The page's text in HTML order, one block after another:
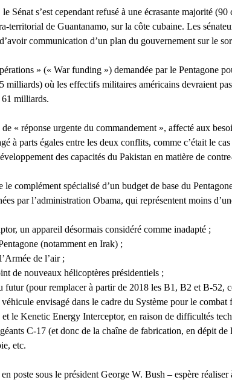
Sénat s’est cependant refusé à une écrasante majorité
territorial de Guantanamo, sur la côte cubaine. Les
communication d’un plan du gouvernement sur le
» (« War funding ») demandée par le Pentagone
milliards) où les effectifs militaires américains devraient
61 milliards.
« réponse urgente du commandement », affecté aux
à parts égales entre les deux conflits, comme c’était le
des capacités du Pakistan en matière de
complément spécialisé d’un budget de base du
par l’administration Obama, qui représentent moins
un appareil désormais considéré comme inadapté ;
(notamment en Irak) ;
de l’air ;
de nouveaux hélicoptères présidentiels ;
(pour remplacer à partir de 2018 les B1, B2 et B-52,
envisagé dans le cadre du Système pour le combat
le Kenetic Energy Interceptor, en raison de difficultés
C-17 (et donc de la chaîne de fabrication, en dépit de
etc.
poste sous le président George W. Bush – espère